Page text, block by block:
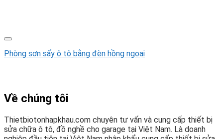
Phòng sơn sấy ô tô bằng đèn hồng ngoại
Về chúng tôi
Thietbiotonhapkhau.com chuyên tư vấn và cung cấp thiết bị
sửa chữa ô tô, đồ nghề cho garage tại Việt Nam. Là doanh